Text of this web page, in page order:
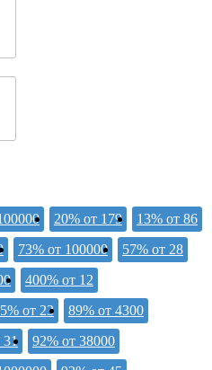
20% от 179
13% от 86
73% от 100000
57% от 28
400% от 12
от 23
89% от 4300
31
92% от 38000